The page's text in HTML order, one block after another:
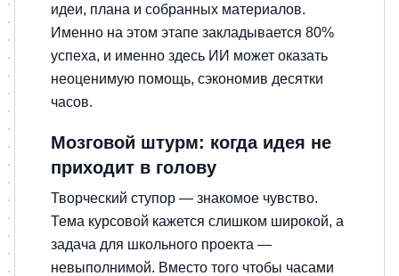
идеи, плана и собранных материалов.
Именно на этом этапе закладывается 80%
успеха, и именно здесь ИИ может оказать
неоценимую помощь, сэкономив десятки
часов.
Мозговой штурм: когда идея не
приходит в голову
Творческий ступор — знакомое чувство.
Тема курсовой кажется слишком широкой, а
задача для школьного проекта —
невыполнимой. Вместо того чтобы часами